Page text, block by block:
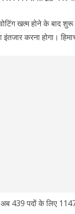
खत्म होने के बाद
करना होगा।
अब 439 पदों के लिए